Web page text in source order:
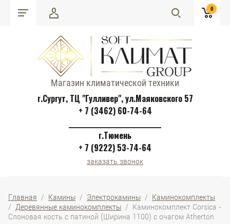
0
Магазин климатической техники
г.Сургут, ТЦ "Гулливер", ул.Маяковского 57
+ 7 (3462) 60-74-64
г.Тюмень
+ 7 (9222) 53-74-64
заказать звонок
Главная
  /
Камины
  /
Электрокамины
  /
Каминокомплекты
/ Деревянные каминокомплекты
  /  Каминокомплект Corsica -
Слоновая кость с патиной (Ширина 1100) с очагом Atherton